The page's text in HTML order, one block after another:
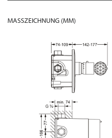
MASSZEICHNUNG (MM)